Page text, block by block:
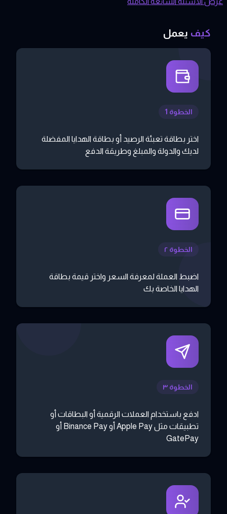
كيف يعمل
الخطوة 1
اختر بطاقة تعبئة الرصيد أو بطاقة الهدايا المفضلة
لديك والدولة والمبلغ وطريقة الدفع
الخطوة ٢
اضبط العملة لمعرفة السعر واختر قيمة بطاقة
الهدايا الخاصة بك
الخطوة ٣
ادفع باستخدام العملات الرقمية أو البطاقات أو
تطبيقات مثل Apple Pay أو Binance Pay أو
GatePay